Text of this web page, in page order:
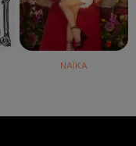
NAÏKA